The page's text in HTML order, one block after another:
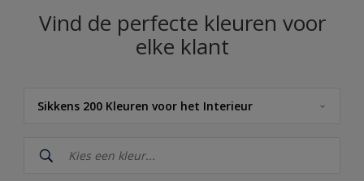
Vind de perfecte kleuren voor
elke klant
Sikkens 200 Kleuren voor het Interieur
Sikkens